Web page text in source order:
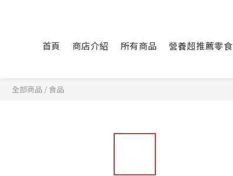
首頁 商店介紹 所有商品 營養超推薦零食
全部商品 / 食品